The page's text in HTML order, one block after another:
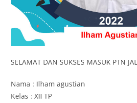
SELAMAT DAN SUKSES MASUK PTN
Nama : Ilham agustian
Kelas : XII TP